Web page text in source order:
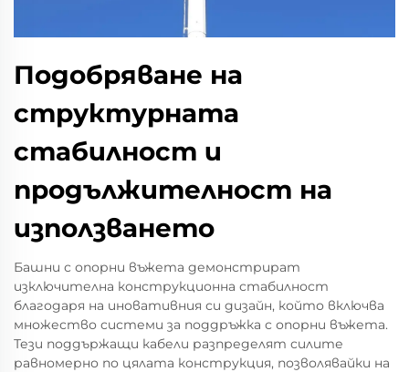
Подобряване на
структурната
стабилност и
продължителност на
използването
Башни с опорни въжета демонстрират
изключителна конструкционна стабилност
благодаря на иновативния си дизайн, който включва
множество системи за поддръжка с опорни въжета.
Тези поддържащи кабели разпределят силите
равномерно по цялата конструкция, позволявайки на